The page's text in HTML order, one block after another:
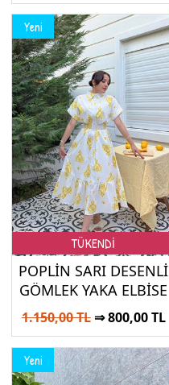
Yeni
POPLİN SARI DESENLİ
GÖMLEK YAKA ELBİSE
1.150,00 TL⇒ 800,00 TL
TÜKENDİ
Yeni